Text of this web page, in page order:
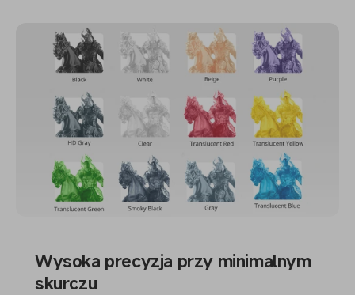
Wysoka precyzja przy minimalnym
skurczu